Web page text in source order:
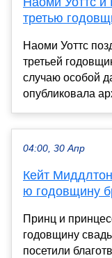
третью
Наоми Уоттс
третьей
случаю особой
опубликовала
04:00, 30 Апр
Кейт
ю годовщину
Принц и
годовщину
посетили